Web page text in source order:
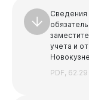
молодежи
Учреждения,
культуры
образования
Сведения
учета и
PDF,